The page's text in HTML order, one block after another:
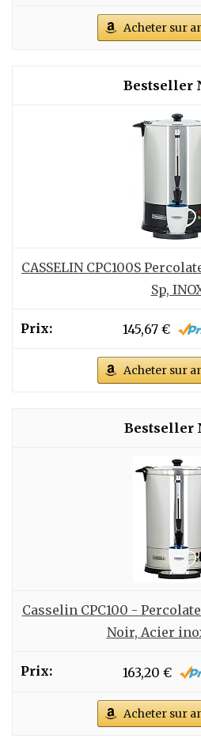
Acheter sur
CASSELIN CPC100S
Sp,
145,67 €
Acheter sur
Casselin CPC100 -
Noir, Acier
163,20 €
Acheter sur